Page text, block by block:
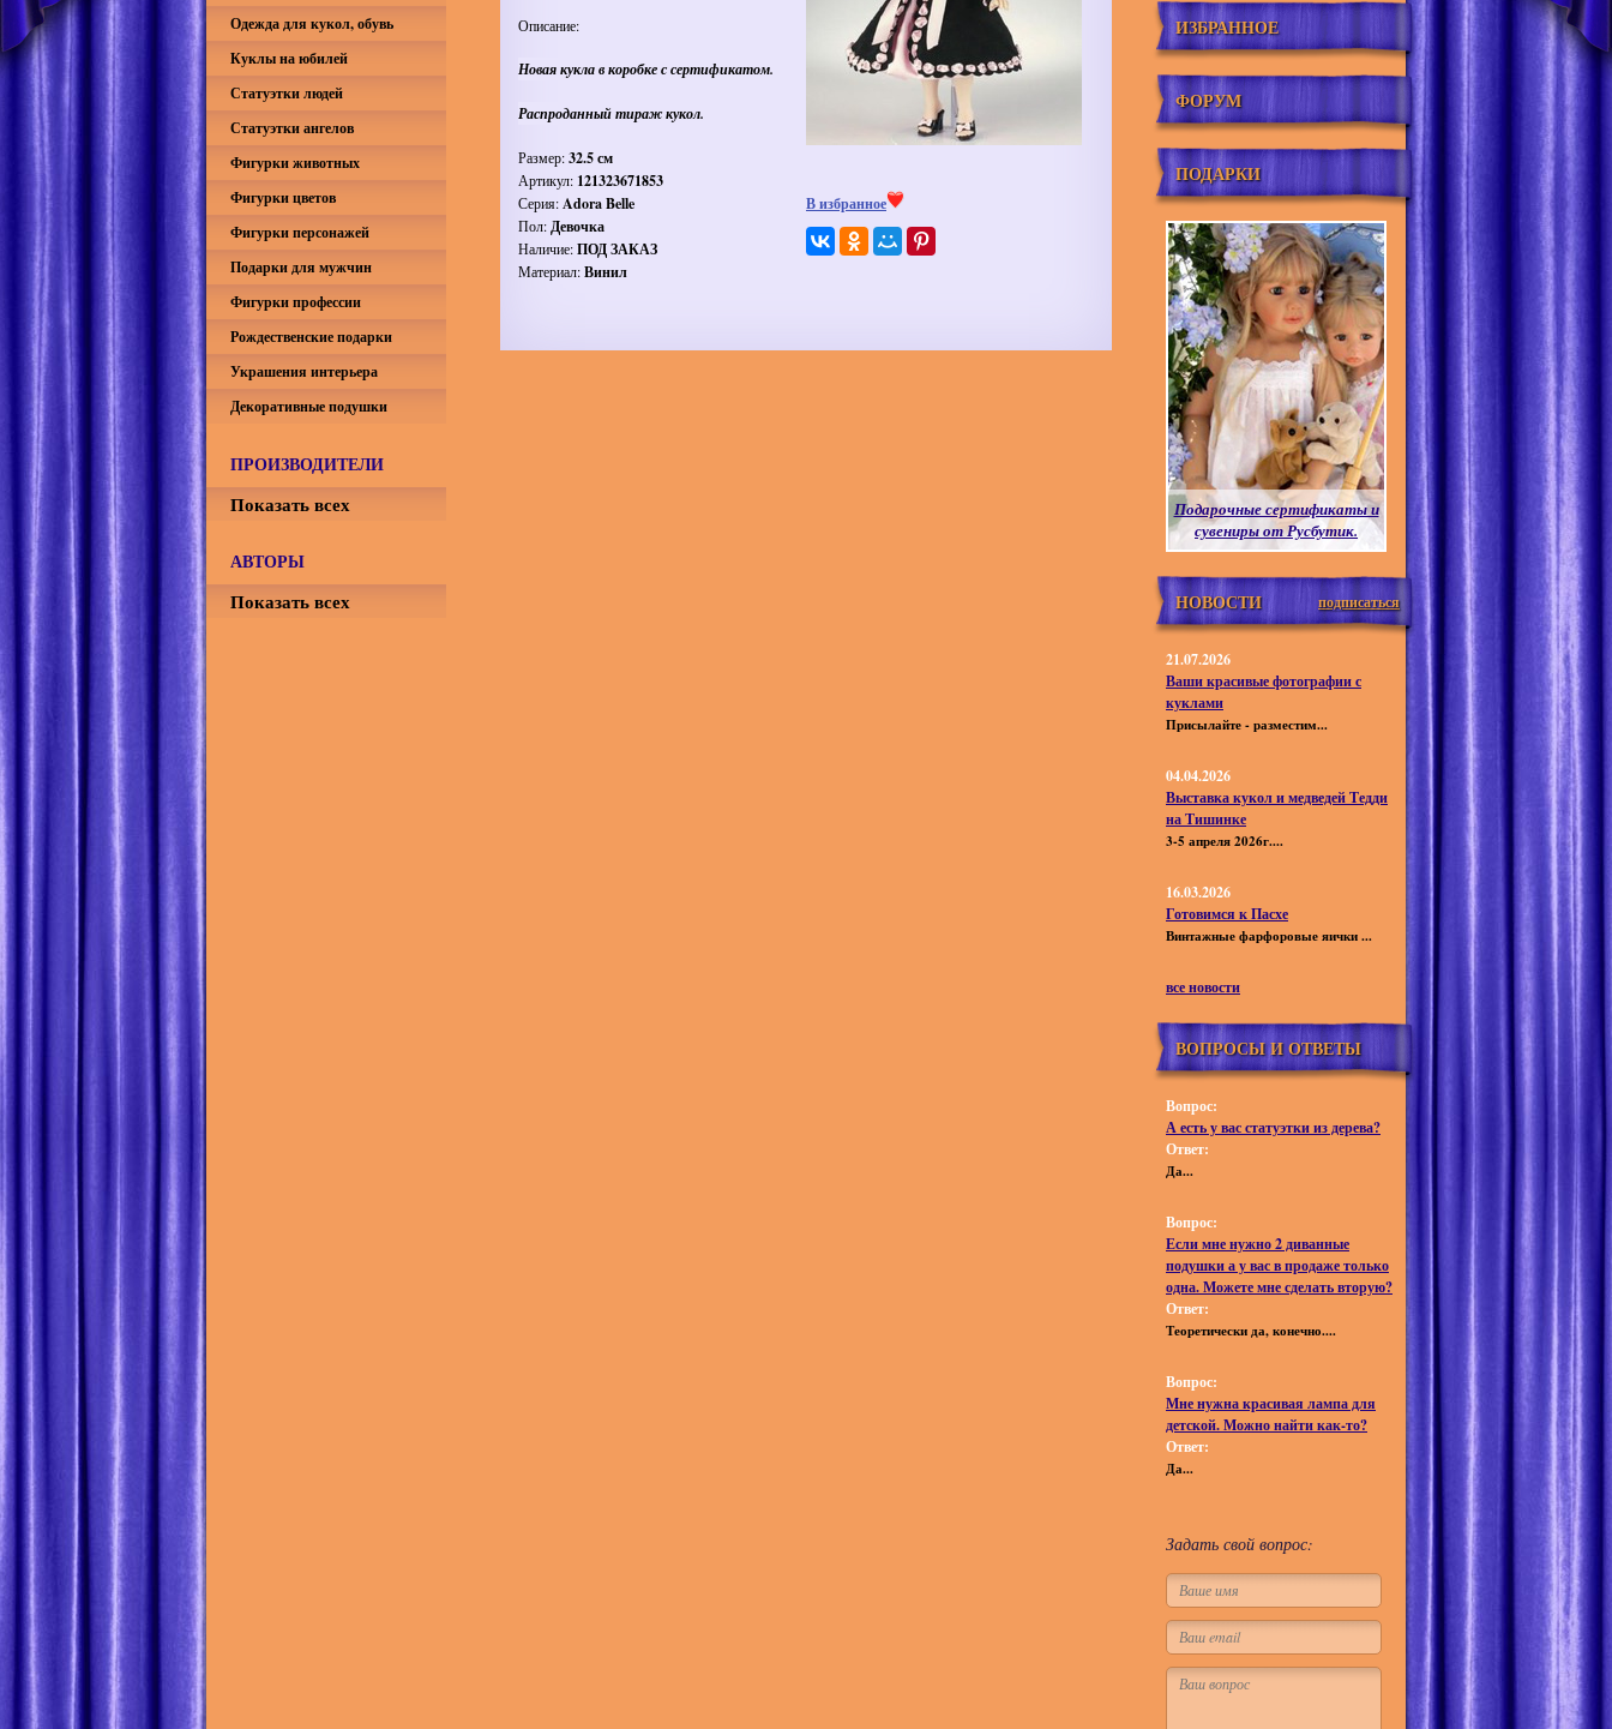
Описание:
Новая кукла в коробке с сертификатом.
Распроданный тираж кукол.
Размер:32.5 см
Артикул: 121323671853
Серия:Adora Belle
Пол:Девочка
Наличие:ПОД ЗАКАЗ
Материал:Винил
В избранное
Одежда для кукол, обувь
Куклы на юбилей
Статуэтки людей
Статуэтки ангелов
Фигурки животных
Фигурки цветов
Фигурки персонажей
Подарки для мужчин
Фигурки профессии
Рождественские подарки
Украшения интерьера
Декоративные подушки
ПРОИЗВОДИТЕЛИ
Показать всех
АВТОРЫ
Показать всех
ИЗБРАННОЕ
ФОРУМ
ПОДАРКИ
Подарочные сертификаты и
сувениры от Русбутик.
НОВОСТИ подписаться
21.07.2026
Ваши красивые фотографии с
куклами
Присылайте - разместим...
04.04.2026
Выставка кукол и медведей Тедди
на Тишинке
3-5 апреля 2026г....
16.03.2026
Готовимся к Пасхе
Винтажные фарфоровые яички ...
все новости
ВОПРОСЫ И ОТВЕТЫ
Вопрос:
А есть у вас статуэтки из дерева?
Ответ:
Да...
Вопрос:
Если мне нужно 2 диванные
подушки а у вас в продаже только
одна. Можете мне сделать вторую?
Ответ:
Теоретически да, конечно....
Вопрос:
Мне нужна красивая лампа для
детской. Можно найти как-то?
Ответ:
Да...
Задать свой вопрос: